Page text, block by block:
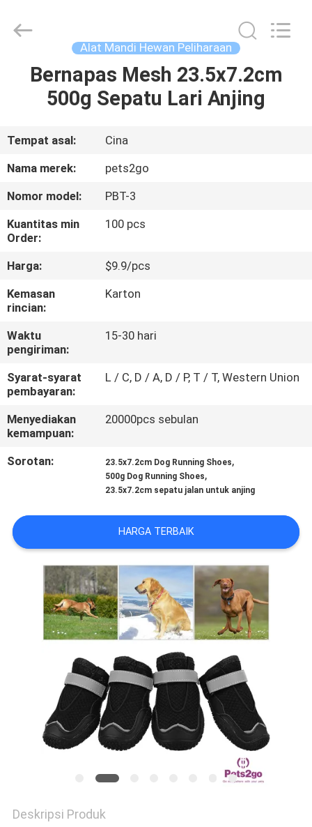
RUMAH
TENTANG
KAMI
TUR
PABRIK
HUBUNGI
PERMINTAAN
PENAWARAN
BLOG/NEWS
PRIVACY
POLICY
Pets2Go
Trading
Alat Mandi Hewan Peliharaan
Bernapas Mesh 23.5x7.2cm
500g Sepatu Lari Anjing
Tempat asal:
Cina
Nama merek:
pets2go
Nomor model:
PBT-3
Kuantitas min
Order:
100 pcs
Harga:
$9.9/pcs
Kemasan
rincian:
Karton
Waktu
pengiriman:
15-30 hari
Syarat-syarat
pembayaran:
L / C, D / A, D / P, T / T, Western Union
Menyediakan
kemampuan:
20000pcs sebulan
Sorotan: 23.5x7.2cm Dog Running Shoes,
500g Dog Running Shoes,
23.5x7.2cm sepatu jalan untuk anjing
HARGA TERBAIK
Deskripsi Produk